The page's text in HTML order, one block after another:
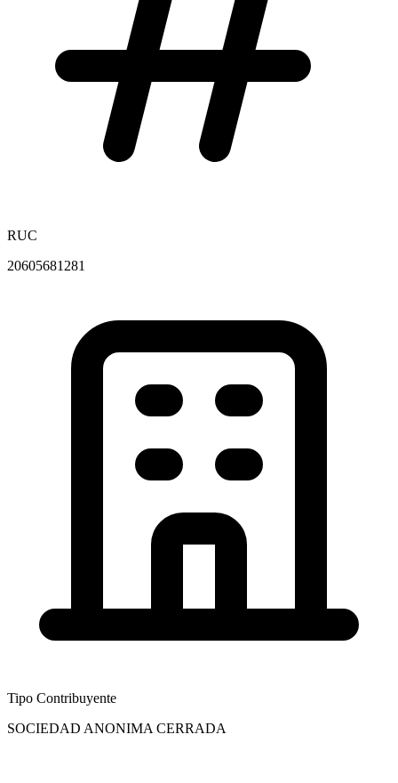
RUC
20605681281
Tipo Contribuyente
SOCIEDAD ANONIMA CERRADA